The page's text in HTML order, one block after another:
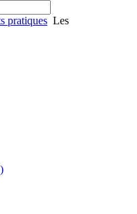
pratiques Les